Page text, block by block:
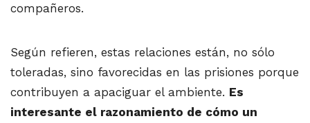
compañeros.
Según refieren, estas relaciones están, no sólo
toleradas, sino favorecidas en las prisiones porque
contribuyen a apaciguar el ambiente. Es
interesante el razonamiento de cómo un